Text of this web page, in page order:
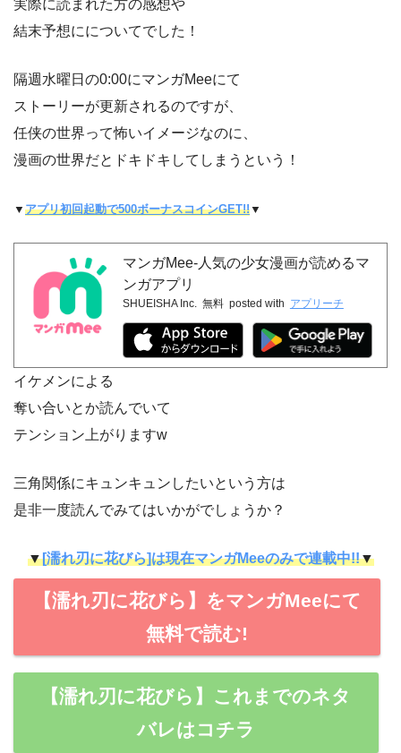
実際に読まれた方の感想や
結末予想にについてでした！
隔週水曜日の0:00にマンガMeeにて
ストーリーが更新されるのですが、
任侠の世界って怖いイメージなのに、
漫画の世界だとドキドキしてしまうという！
▼ アプリ初回起動で500ボーナスコインGET!!▼
マンガMee-人気の少女漫画が読めるマ
ンガアプリ
SHUEISHA Inc. 無料 posted with アプリーチ
イケメンによる
奪い合いとか読んでいて
テンション上がりますw
三角関係にキュンキュンしたいという方は
是非一度読んでみてはいかがでしょうか？
▼[濡れ刃に花びら]は現在マンガMeeのみで連載中!!▼
【濡れ刃に花びら】をマンガMeeにて
無料で読む!
【濡れ刃に花びら】これまでのネタ
バレはコチラ